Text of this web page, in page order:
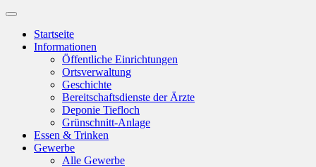
Suchfeld
ein-/ausblenden
Startseite
Informationen
Öffentliche Einrichtungen
Ortsverwaltung
Geschichte
Bereitschaftsdienste der Ärzte
Deponie Tiefloch
Grünschnitt-Anlage
Essen & Trinken
Gewerbe
Alle Gewerbe